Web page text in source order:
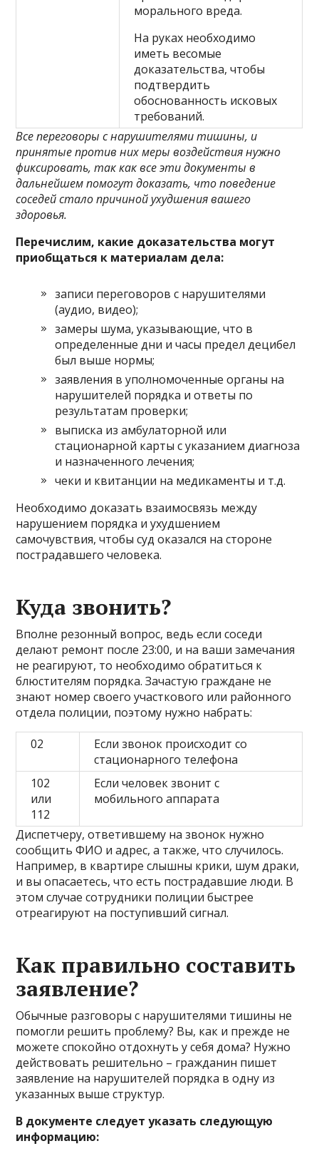
морального вреда.
На руках необходимо
иметь весомые
доказательства, чтобы
подтвердить
обоснованность исковых
требований.
Все переговоры с нарушителями тишины, и
принятые против них меры воздействия нужно
фиксировать, так как все эти документы в
дальнейшем помогут доказать, что поведение
соседей стало причиной ухудшения вашего
здоровья.
Перечислим, какие доказательства могут
приобщаться к материалам дела:
записи переговоров с нарушителями
(аудио, видео);
замеры шума, указывающие, что в
определенные дни и часы предел децибел
был выше нормы;
заявления в уполномоченные органы на
нарушителей порядка и ответы по
результатам проверки;
выписка из амбулаторной или
стационарной карты с указанием диагноза
и назначенного лечения;
чеки и квитанции на медикаменты и т.д.
Необходимо доказать взаимосвязь между
нарушением порядка и ухудшением
самочувствия, чтобы суд оказался на стороне
пострадавшего человека.
Куда звонить?
Вполне резонный вопрос, ведь если соседи
делают ремонт после 23:00, и на ваши замечания
не реагируют, то необходимо обратиться к
блюстителям порядка. Зачастую граждане не
знают номер своего участкового или районного
отдела полиции, поэтому нужно набрать:
02
Если звонок происходит со
стационарного телефона
102
или
112
Если человек звонит с
мобильного аппарата
Диспетчеру, ответившему на звонок нужно
сообщить ФИО и адрес, а также, что случилось.
Например, в квартире слышны крики, шум драки,
и вы опасаетесь, что есть пострадавшие люди. В
этом случае сотрудники полиции быстрее
отреагируют на поступивший сигнал.
Как правильно составить
заявление?
Обычные разговоры с нарушителями тишины не
помогли решить проблему? Вы, как и прежде не
можете спокойно отдохнуть у себя дома? Нужно
действовать решительно – гражданин пишет
заявление на нарушителей порядка в одну из
указанных выше структур.
В документе следует указать следующую
информацию: